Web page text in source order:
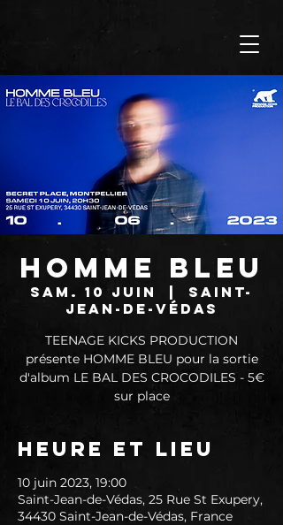
HOMME BLEU
sam. 10 juin
Saint-
Jean-de-Védas
TEENAGE KICKS PRODUCTION
présente HOMME BLEU pour la sortie
d'album LE BAL DES CROCODILES - 5€
sur place
Heure et lieu
10 juin 2023, 19:00
Saint-Jean-de-Védas, 25 Rue St Exupery,
34430 Saint-Jean-de-Védas, France